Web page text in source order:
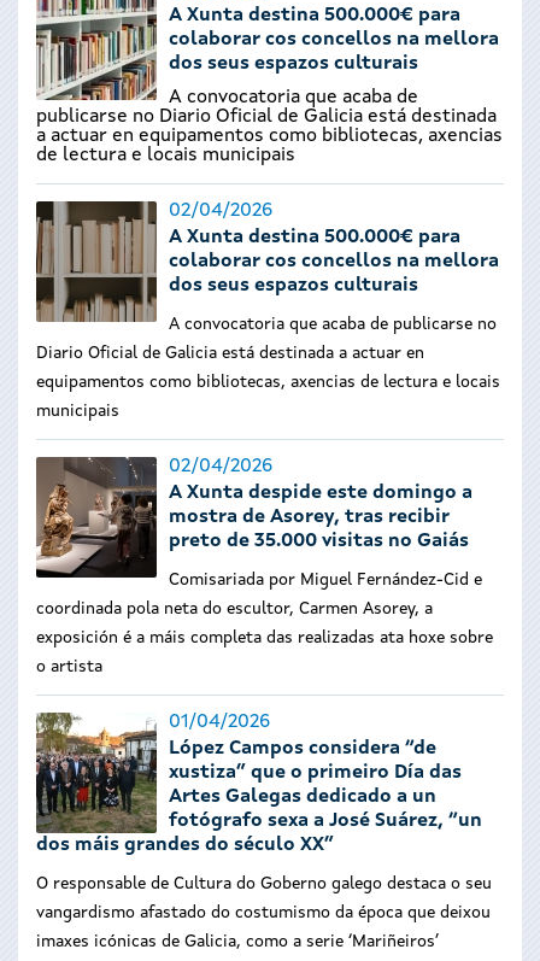
A Xunta destina 500.000€ para
colaborar cos concellos na mellora
dos seus espazos culturais
A convocatoria que acaba de
publicarse no Diario Oficial de Galicia está destinada
a actuar en equipamentos como bibliotecas, axencias
de lectura e locais municipais
02/04/2026
A Xunta destina 500.000€ para
colaborar cos concellos na mellora
dos seus espazos culturais
A convocatoria que acaba de publicarse no
Diario Oficial de Galicia está destinada a actuar en
equipamentos como bibliotecas, axencias de lectura e locais
municipais
02/04/2026
A Xunta despide este domingo a
mostra de Asorey, tras recibir
preto de 35.000 visitas no Gaiás
Comisariada por Miguel Fernández-Cid e
coordinada pola neta do escultor, Carmen Asorey, a
exposición é a máis completa das realizadas ata hoxe sobre
o artista
01/04/2026
López Campos considera “de
xustiza” que o primeiro Día das
Artes Galegas dedicado a un
fotógrafo sexa a José Suárez, “un
dos máis grandes do século XX”
O responsable de Cultura do Goberno galego destaca o seu
vangardismo afastado do costumismo da época que deixou
imaxes icónicas de Galicia, como a serie ‘Mariñeiros’